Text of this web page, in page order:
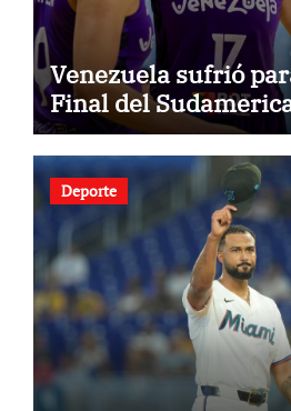
Venezuela sufrió
Final del
Deporte